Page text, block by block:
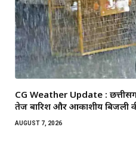
CG Weather Update :
तेज बारिश और आकाशीय बिजली
AUGUST 7, 2026